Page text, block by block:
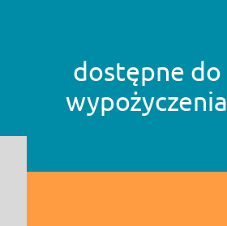
dostępne do
wypożyczenia